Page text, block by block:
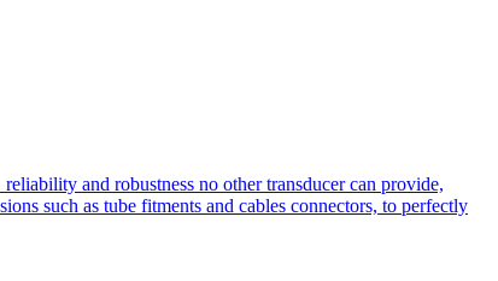
and robustness no other transducer can provide,
such as tube fitments and cables connectors, to perfectly